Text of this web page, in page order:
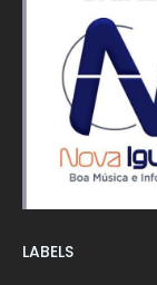
LABELS